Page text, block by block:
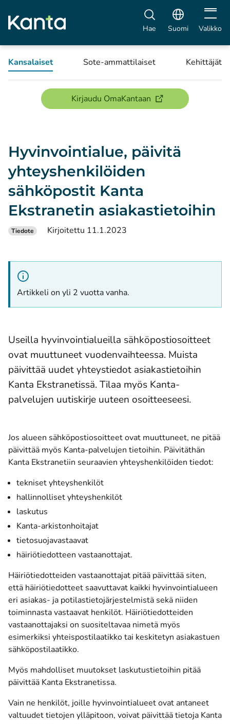
Hae Suomi Avaa
Valikko
Kansalaiset Sote-ammattilaiset Kehittäjät
Kirjaudu OmaKantaan(avautuu uuteen
Hyvinvointialue, päivitä
yhteyshenkilöiden
sähköpostit Kanta
Ekstranetin asiakastietoihin
Tiedote Kirjoitettu 11.1.2023
Artikkeli on yli 2 vuotta vanha.
Useilla hyvinvointialueilla sähköpostiosoitteet
ovat muuttuneet vuodenvaihteessa. Muista
päivittää uudet yhteystiedot asiakastietoihin
Kanta Ekstranetissä. Tilaa myös Kanta-
palvelujen uutiskirje uuteen osoitteeseesi.
Jos alueen sähköpostiosoitteet ovat muuttuneet, ne pitää
päivittää myös Kanta-palvelujen tietoihin. Päivitäthän
Kanta Ekstranetiin seuraavien yhteyshenkilöiden tiedot:
tekniset yhteyshenkilöt
hallinnolliset yhteyshenkilöt
laskutus
Kanta-arkistonhoitajat
tietosuojavastaavat
häiriötiedotteen vastaanottajat.
Häiriötiedotteiden vastaanottajat pitää päivittää siten,
että häiriötiedotteet saavuttavat kaikki hyvinvointialueen
eri asiakas- ja potilastietojärjestelmistä sekä niiden
toiminnasta vastaavat henkilöt. Häiriötiedotteiden
vastaanottajaksi on suositeltavaa nimetä myös
esimerkiksi yhteispostilaatikko tai keskitetyn asiakastuen
sähköpostilaatikko.
Myös mahdolliset muutokset laskutustietoihin pitää
päivittää Kanta Ekstranetissa.
Vain ne henkilöt, joille hyvinvointialueet ovat antaneet
valtuudet tietojen ylläpitoon, voivat päivittää tietoja Kanta